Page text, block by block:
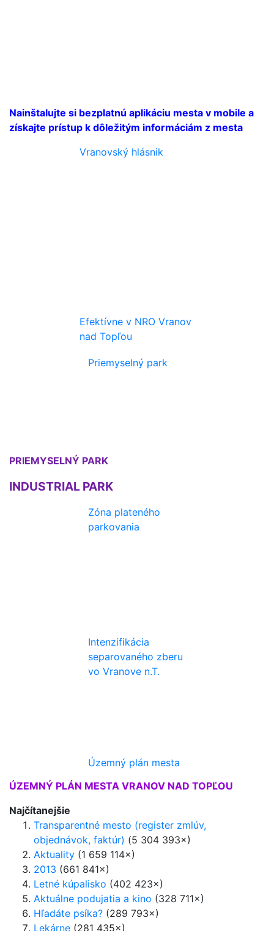
Nainštalujte si bezplatnú aplikáciu mesta v mobile a
získajte prístup k dôležitým informáciám z mesta
Vranovský hlásnik
Efektívne v NRO Vranov
nad Topľou
Priemyselný park
PRIEMYSELNÝ PARK
INDUSTRIAL PARK
Zóna plateného
parkovania
Intenzifikácia
separovaného zberu
vo Vranove n.T.
Územný plán mesta
ÚZEMNÝ PLÁN MESTA VRANOV NAD TOPĽOU
Najčítanejšie
Transparentné mesto (register zmlúv,
objednávok, faktúr) (5 304 393×)
Aktuality (1 659 114×)
2013 (661 841×)
Letné kúpalisko (402 423×)
Aktuálne podujatia a kino (328 711×)
Hľadáte psíka? (289 793×)
Lekárne (281 435×)